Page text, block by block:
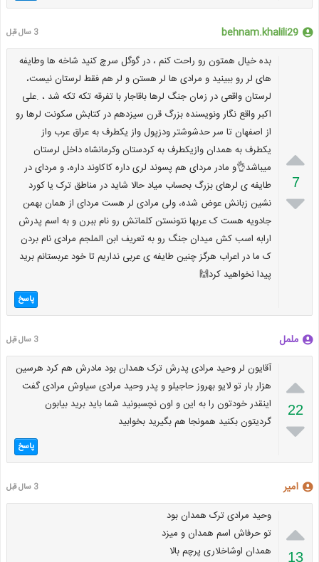
behnam.khalili29 3 سال قبل

7

بده خیال همتون رو راحت کنم ، در گوگل سرچ کنید شاخه ها وطایفه
های لر رو ببینید و مرادی ها لر هستن و لر هم فقط لرستان نیست،
لرستان واقعی در زمان جنگ لرها باقاجار با تفرقه تکه تکه شد ، .علی
اکبر واقع نگار ونویسنده بزرگ قرن سیزدهم در کتابش سکونت لرها رو
از اصفهان تا سر حدشوشتر ودزپول واز یکطرف به عراق عرب واز
یکطرف به همدان وازیکطرف به کردستان وکرمانشاه داخل لرستان
میباشد👌و مادر مردای هم پسوند لری داره کاکاوند داره، و مردای در
طایفه ی لرهای بزرگ بحساب میاد حالا شاید در مناطق ترک یا کورد
نشین زبانش عوض شده، ولی مرادی لر هست مردای از همان بهمن
جادویه هست ک عربها نتونستن کلماتش رو نام ببرن و به اسم پدرش
ارابه اسب کش میدان جنگ رو به تعریف ابن الملجم مرادی نام بردن
ک ما در اعراب هرگز چنین طایفه ی عربی نداریم تا خود عربستانم برید
پیدا نخواهید کرد🙌
پاسخ
ململ 3 سال قبل

22

آقایون لر وحید مرادی پدرش ترک همدان بود مادرش هم کرد هرسین
هزار بار تو لایو بهروز حاجیلو و پدر وحید مرادی سیاوش مرادی گفت
اینقدر خودتون را به این و اون نچسبونید شما باید برید بیابون
گردیتون بکنید همونجا هم بگیرید بخوابید
پاسخ
امیر 3 سال قبل

13
وحید مرادی ترک همدان بود
تو حرفاش اسم همدان و میزد
همدان اوشاخلاری پرچم بالا